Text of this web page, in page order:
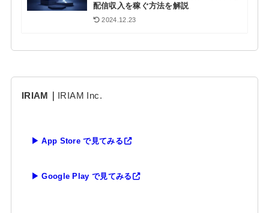
配信収入を稼ぐ方法を解説
2024.12.23
IRIAM｜ IRIAM Inc.
▶ App Store で見てみる
▶ Google Play で見てみる